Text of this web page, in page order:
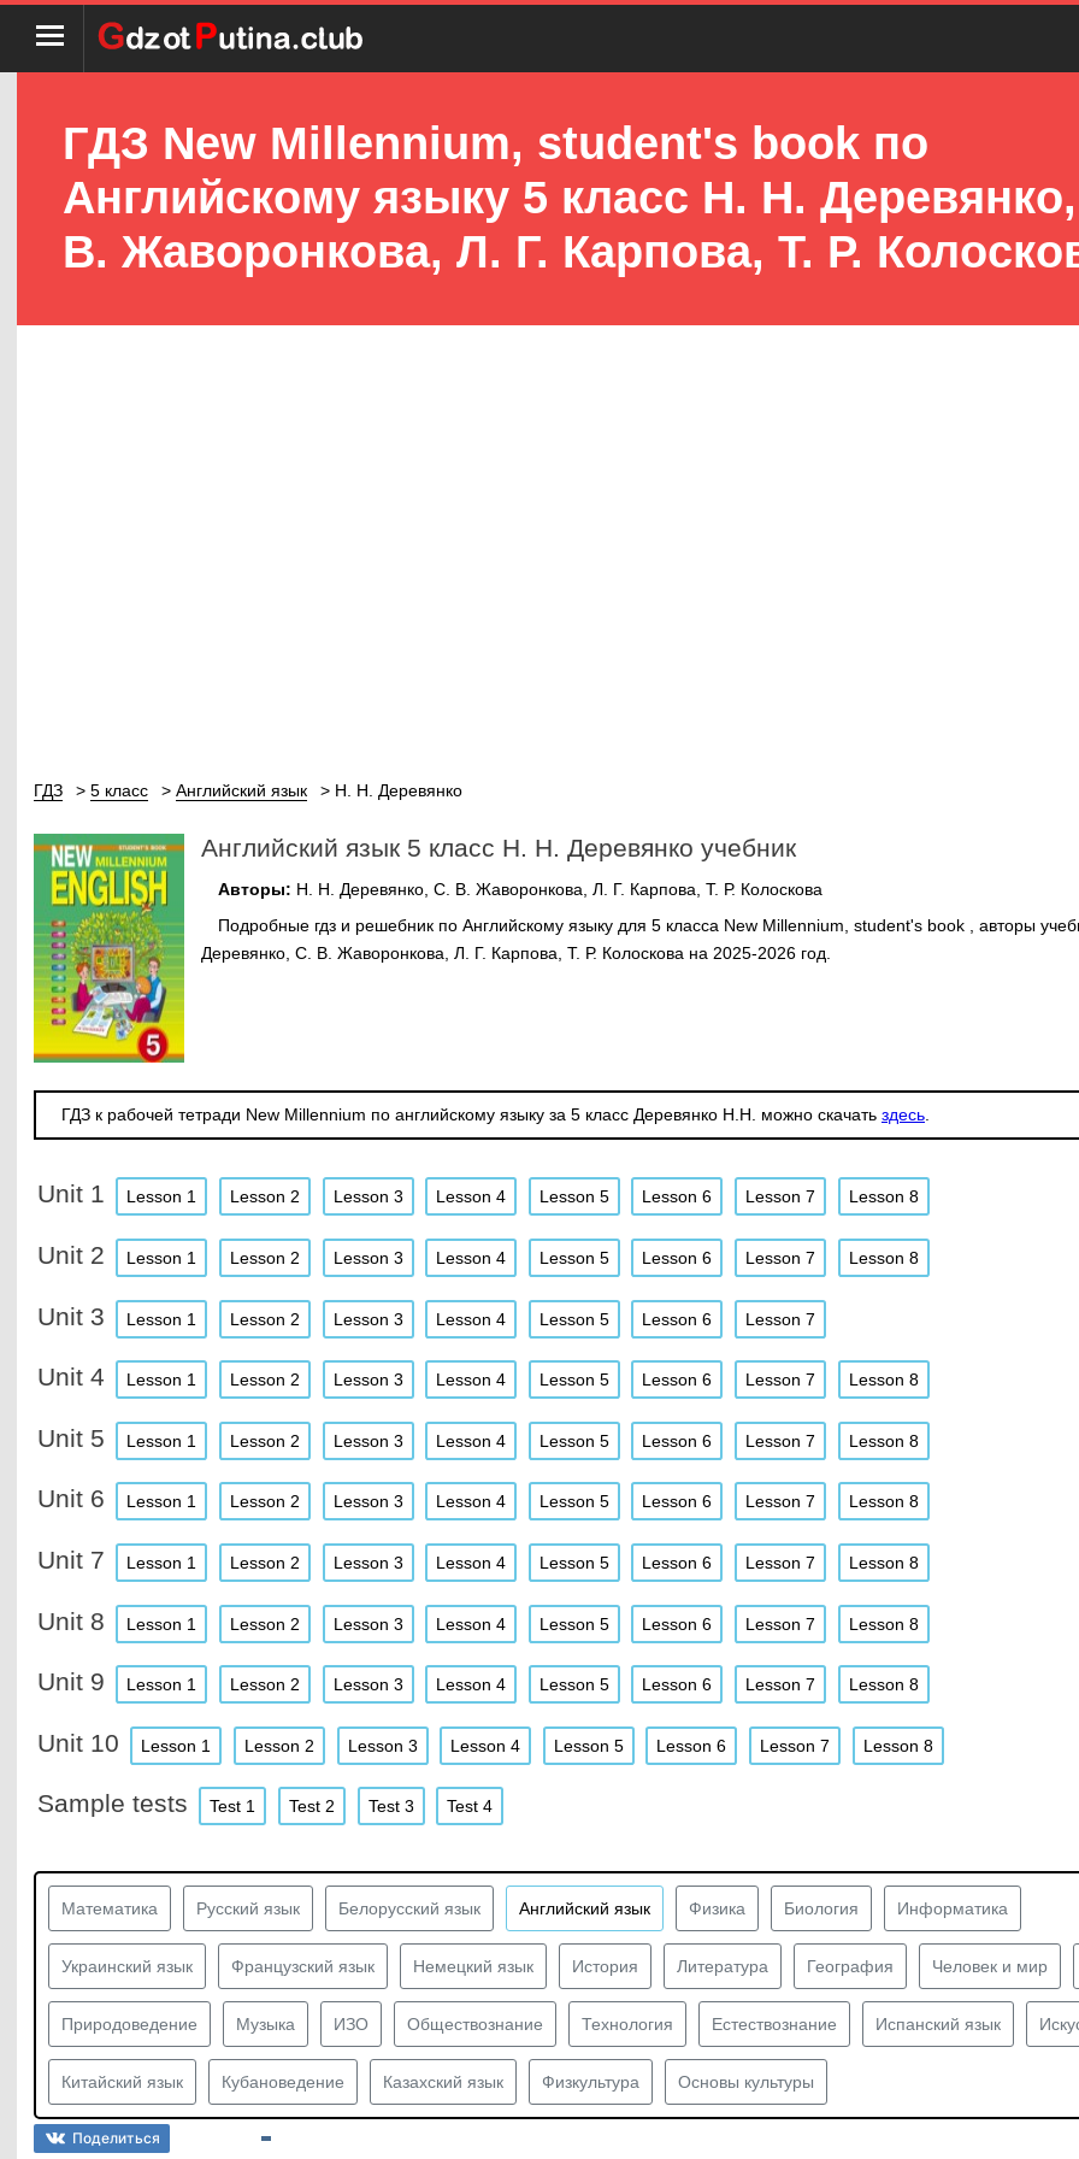
ГДЗ New Millennium, student's book по
Английскому языку 5 класс Н. Н.
В. Жаворонкова, Л. Г. Карпова, Т. Р.
ГДЗ 5 класс Английский язык Н. Н. Деревянко
Английский язык 5 класс Н. Н. Деревянко учебник
Авторы: Н. Н. Деревянко, С. В. Жаворонкова, Л. Г. Карпова, Т. Р. Колоскова
Подробные гдз и решебник по Английскому языку для 5 класса New Millennium, student's book , авторы
Деревянко, С. В. Жаворонкова, Л. Г. Карпова, Т. Р. Колоскова на 2025-2026 год.
ГДЗ к рабочей тетради New Millennium по английскому языку за 5 класс Деревянко Н.Н. можно скачать здесь
Unit 1 Lesson 1 Lesson 2 Lesson 3 Lesson 4 Lesson 5 Lesson 6 Lesson 7 Lesson 8
Unit 2 Lesson 1 Lesson 2 Lesson 3 Lesson 4 Lesson 5 Lesson 6 Lesson 7 Lesson 8
Unit 3 Lesson 1 Lesson 2 Lesson 3 Lesson 4 Lesson 5 Lesson 6 Lesson 7
Unit 4 Lesson 1 Lesson 2 Lesson 3 Lesson 4 Lesson 5 Lesson 6 Lesson 7 Lesson 8
Unit 5 Lesson 1 Lesson 2 Lesson 3 Lesson 4 Lesson 5 Lesson 6 Lesson 7 Lesson 8
Unit 6 Lesson 1 Lesson 2 Lesson 3 Lesson 4 Lesson 5 Lesson 6 Lesson 7 Lesson 8
Unit 7 Lesson 1 Lesson 2 Lesson 3 Lesson 4 Lesson 5 Lesson 6 Lesson 7 Lesson 8
Unit 8 Lesson 1 Lesson 2 Lesson 3 Lesson 4 Lesson 5 Lesson 6 Lesson 7 Lesson 8
Unit 9 Lesson 1 Lesson 2 Lesson 3 Lesson 4 Lesson 5 Lesson 6 Lesson 7 Lesson 8
Unit 10 Lesson 1 Lesson 2 Lesson 3 Lesson 4 Lesson 5 Lesson 6 Lesson 7 Lesson 8
Sample tests Test 1 Test 2 Test 3 Test 4
Математика Русский язык Белорусский язык Английский язык Физика Биология Информатика
Украинский язык Французский язык Немецкий язык История Литература География Человек и мир
Природоведение Музыка ИЗО Обществознание Технология Естествознание Испанский язык
Китайский язык Кубановедение Казахский язык Физкультура Основы культуры
Поделиться